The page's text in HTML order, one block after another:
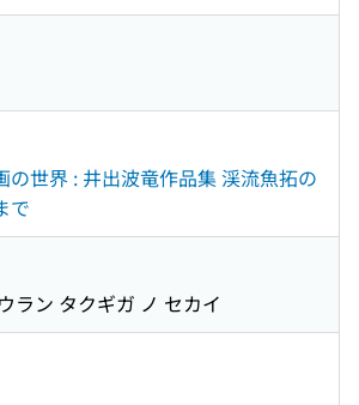
の世界 : 井出波竜作品集 渓流魚拓の
で
ラン タクギガ ノ セカイ